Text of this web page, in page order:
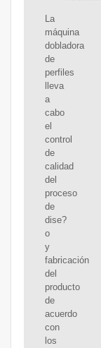
La
máquina
dobladora
de
perfiles
lleva
a
cabo
el
control
de
calidad
del
proceso
de
dise?
o
y
fabricación
del
producto
de
acuerdo
con
los